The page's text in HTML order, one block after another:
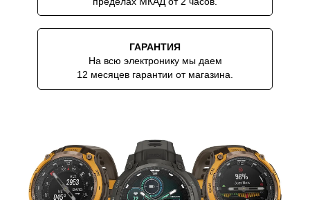
ГАРАНТИЯ
На всю электронику мы даем
12 месяцев гарантии от магазина.